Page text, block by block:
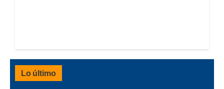
Lo último